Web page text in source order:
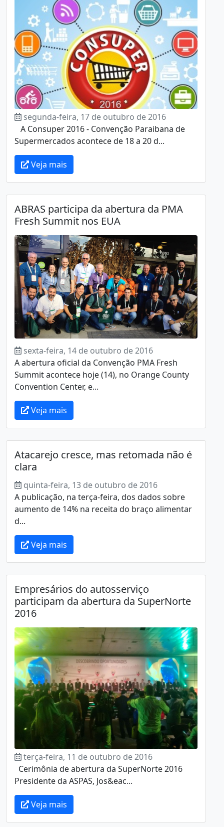
segunda-feira, 17 de outubro de 2016
A Consuper 2016 - Convenção Paraibana de
Supermercados acontece de 18 a 20 d...
Veja mais
ABRAS participa da abertura da PMA
Fresh Summit nos EUA
sexta-feira, 14 de outubro de 2016
A abertura oficial da Convenção PMA Fresh
Summit acontece hoje (14), no Orange County
Convention Center, e...
Veja mais
Atacarejo cresce, mas retomada não é
clara
quinta-feira, 13 de outubro de 2016
A publicação, na terça-feira, dos dados sobre
aumento de 14% na receita do braço alimentar
d...
Veja mais
Empresários do autosserviço
participam da abertura da SuperNorte
2016
terça-feira, 11 de outubro de 2016
Cerimônia de abertura da SuperNorte 2016
Presidente da ASPAS, Jos&eac...
Veja mais